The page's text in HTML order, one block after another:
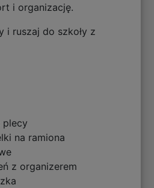
i organizację.
i ruszaj do szkoły z
plecy
na ramiona
z organizerem